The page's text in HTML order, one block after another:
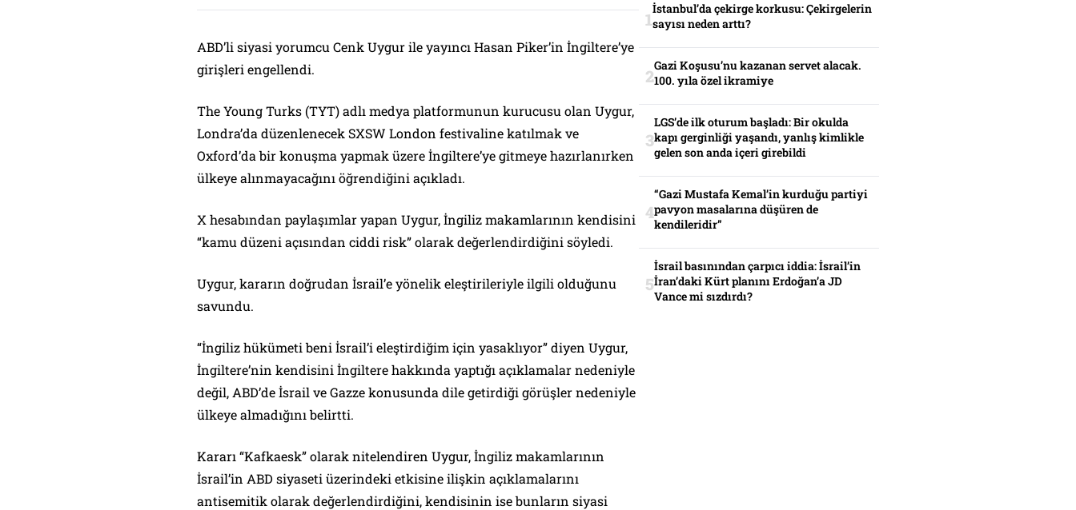
ABD’li siyasi yorumcu Cenk Uygur ile yayıncı Hasan Piker’in İngiltere’ye
girişleri engellendi.
The Young Turks (TYT) adlı medya platformunun kurucusu olan Uygur,
Londra’da düzenlenecek SXSW London festivaline katılmak ve
Oxford’da bir konuşma yapmak üzere İngiltere’ye gitmeye hazırlanırken
ülkeye alınmayacağını öğrendiğini açıkladı.
X hesabından paylaşımlar yapan Uygur, İngiliz makamlarının kendisini
“kamu düzeni açısından ciddi risk” olarak değerlendirdiğini söyledi.
Uygur, kararın doğrudan İsrail’e yönelik eleştirileriyle ilgili olduğunu
savundu.
“İngiliz hükümeti beni İsrail’i eleştirdiğim için yasaklıyor” diyen Uygur,
İngiltere’nin kendisini İngiltere hakkında yaptığı açıklamalar nedeniyle
değil, ABD’de İsrail ve Gazze konusunda dile getirdiği görüşler nedeniyle
ülkeye almadığını belirtti.
Kararı “Kafkaesk” olarak nitelendiren Uygur, İngiliz makamlarının
İsrail’in ABD siyaseti üzerindeki etkisine ilişkin açıklamalarını
antisemitik olarak değerlendirdiğini, kendisinin ise bunların siyasi
İstanbul’da çekirge korkusu: Çekirgelerin
sayısı neden arttı?
Gazi Koşusu’nu kazanan servet alacak.
100. yıla özel ikramiye
LGS’de ilk oturum başladı: Bir okulda
kapı gerginliği yaşandı, yanlış kimlikle
gelen son anda içeri girebildi
“Gazi Mustafa Kemal’in kurduğu partiyi
pavyon masalarına düşüren de
kendileridir”
İsrail basınından çarpıcı iddia: İsrail’in
İran’daki Kürt planını Erdoğan’a JD
Vance mi sızdırdı?